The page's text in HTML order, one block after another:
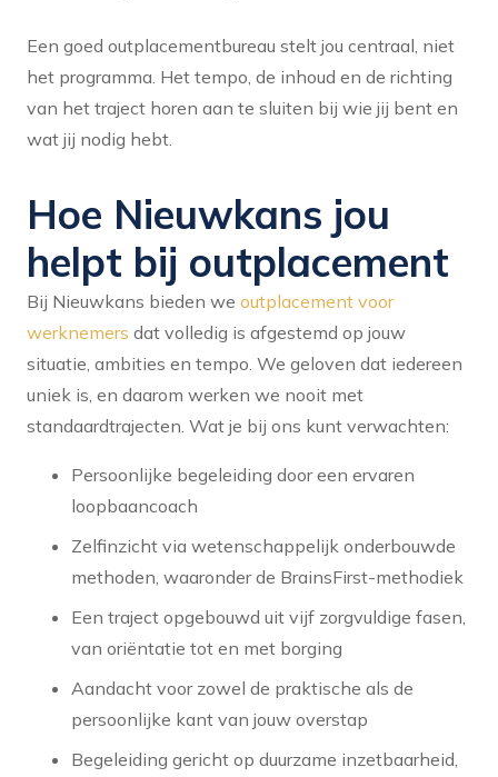
Een goed outplacementbureau stelt jou centraal, niet
het programma. Het tempo, de inhoud en de richting
van het traject horen aan te sluiten bij wie jij bent en
wat jij nodig hebt.
Hoe Nieuwkans jou
helpt bij outplacement
Bij Nieuwkans bieden we outplacement voor
werknemers dat volledig is afgestemd op jouw
situatie, ambities en tempo. We geloven dat iedereen
uniek is, en daarom werken we nooit met
standaardtrajecten. Wat je bij ons kunt verwachten:
Persoonlijke begeleiding door een ervaren
loopbaancoach
Zelfinzicht via wetenschappelijk onderbouwde
methoden, waaronder de BrainsFirst-methodiek
Een traject opgebouwd uit vijf zorgvuldige fasen,
van oriëntatie tot en met borging
Aandacht voor zowel de praktische als de
persoonlijke kant van jouw overstap
Begeleiding gericht op duurzame inzetbaarheid,